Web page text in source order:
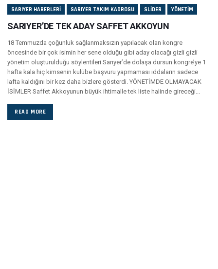
SARIYER HABERLERI SARIYER TAKIM KADROSU SLIDER YÖNETIM
SARIYER’DE TEK ADAY SAFFET AKKOYUN
18 Temmuzda çoğunluk sağlanmaksızın yapılacak olan kongre
öncesinde bir çok isimin her sene olduğu gibi aday olacağı gizli gizli
yönetim oluşturulduğu söylentileri Sarıyer’de dolaşa dursun kongre’ye 1
hafta kala hiç kimsenin kulübe başvuru yapmaması iddaların sadece
lafta kaldığını bir kez daha bizlere gösterdi. YÖNETİMDE OLMAYACAK
İSİMLER Saffet Akkoyunun büyük ihtimalle tek liste halinde gireceği...
READ MORE